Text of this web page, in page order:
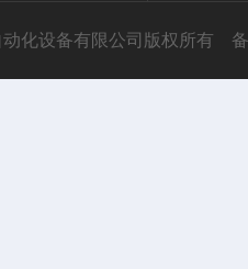
化设备有限公司版权所有